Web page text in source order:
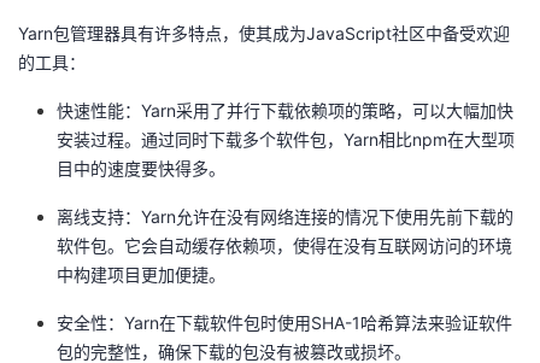
客
论
坛
的
圈
子
我
的
直
播
我
的
活
我
的
注
我
的
课
程
我
的
认
我
的
验
我
收
的
技
术
支
持
我
的
云
声
建
议
Yarn包管理器具有许多特点，使其成为JavaScript社区中备受欢迎
的工具：
快速性能：Yarn采用了并行下载依赖项的策略，可以大幅加快
安装过程。通过同时下载多个软件包，Yarn相比npm在大型项
目中的速度要快得多。
离线支持：Yarn允许在没有网络连接的情况下使用先前下载的
软件包。它会自动缓存依赖项，使得在没有互联网访问的环境
中构建项目更加便捷。
安全性：Yarn在下载软件包时使用SHA-1哈希算法来验证软件
包的完整性，确保下载的包没有被篡改或损坏。